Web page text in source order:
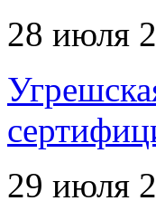
28 июля
29 июля